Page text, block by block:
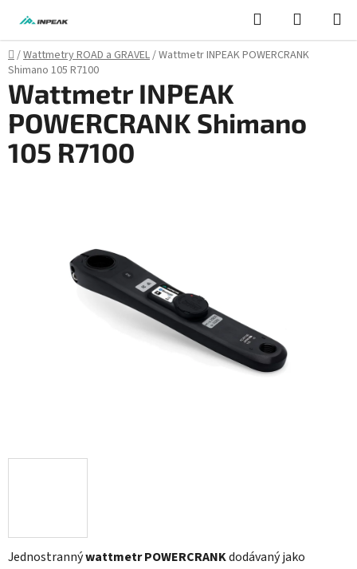
obsah
Hledat
KOŠÍK
Domů
/Wattmetry ROAD a GRAVEL/Wattmetr INPEAK POWERCRANK
Shimano 105 R7100
Jednostrannýwattmetr POWERCRANKdodávaný jako
Wattmetr INPEAK
POWERCRANK Shimano
105 R7100